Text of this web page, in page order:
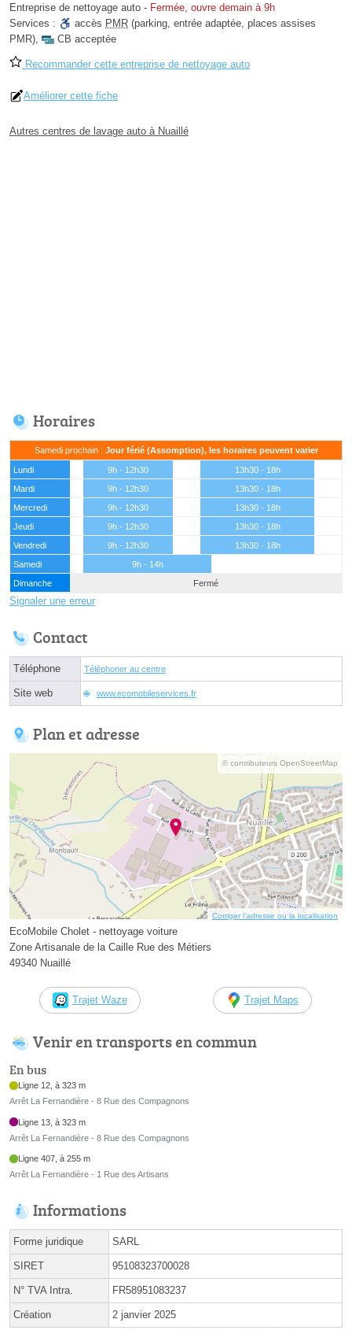
Entreprise de nettoyage auto - Fermée, ouvre demain à 9h
Services :
accès PMR (parking, entrée adaptée, places assises
PMR), CB acceptée
Recommander cette entreprise de nettoyage auto
Améliorer cette fiche
Autres centres de lavage auto à Nuaillé
Horaires
Samedi prochain : Jour férié (Assomption), les horaires peuvent varier
Lundi 9h - 12h30
13h30 - 18h
Mardi
9h - 12h30
13h30 - 18h
Mercredi
9h - 12h30
13h30 - 18h
Jeudi
9h - 12h30
13h30 - 18h
Vendredi
9h - 12h30
13h30 - 18h
Samedi
9h - 14h
Dimanche
Fermé
Signaler une erreur
Contact
Téléphone Téléphoner au centre
Site web www.ecomobileservices.fr
Plan et adresse
© contributeurs OpenStreetMap
Corriger l’adresse ou la localisation
EcoMobile Cholet - nettoyage voiture
Zone Artisanale de la Caille Rue des Métiers
49340 Nuaillé
Trajet Waze Trajet Maps
Venir en transports en commun
En bus
Ligne 12, à 323 m
Arrêt La Fernandière - 8 Rue des Compagnons
Ligne 13, à 323 m
Arrêt La Fernandière - 8 Rue des Compagnons
Ligne 407, à 255 m
Arrêt La Fernandière - 1 Rue des Artisans
Informations
Forme juridique SARL
SIRET 95108323700028
N° TVA Intra. FR58951083237
Création 2 janvier 2025